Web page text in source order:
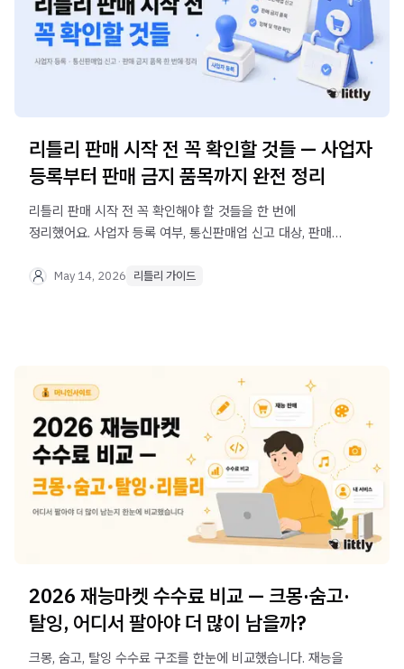
리틀리 판매 시작 전 꼭 확인할 것들 — 사업자
등록부터 판매 금지 품목까지 완전 정리
리틀리 판매 시작 전 꼭 확인해야 할 것들을 한 번에
정리했어요. 사업자 등록 여부, 통신판매업 신고 대상, 판매
May 14, 2026 리틀리 가이드
2026 재능마켓 수수료 비교 — 크몽·숨고·
탈잉, 어디서 팔아야 더 많이 남을까?
크몽, 숨고, 탈잉 수수료 구조를 한눈에 비교했습니다. 재능을